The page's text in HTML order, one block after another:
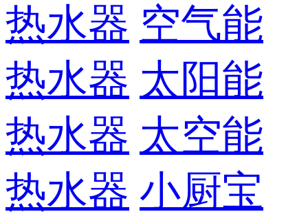
热水器 空气能
热水器 太阳能
热水器 太空能
热水器 小厨宝